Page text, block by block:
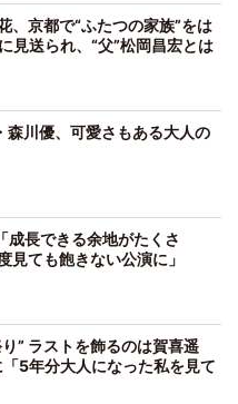
、京都で“ふたつの家族”をは
見送られ、“父”松岡昌宏とは
川優、可愛さもある大人の
長できる余地がたくさ
見ても飽きない公演に」
” ラストを飾るのは賀喜遥
5年分大人になった私を見て